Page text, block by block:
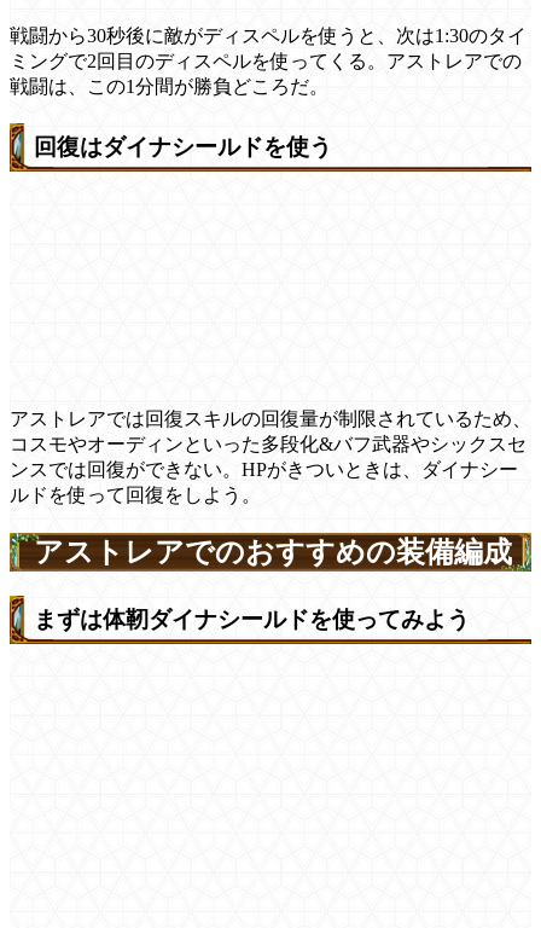
戦闘から30秒後に敵がディスペルを使うと、次は1:30のタイ
ミングで2回目のディスペルを使ってくる。アストレアでの
戦闘は、この1分間が勝負どころだ。
回復はダイナシールドを使う
アストレアでは回復スキルの回復量が制限されているため、
コスモやオーディンといった多段化&バフ武器やシックスセ
ンスでは回復ができない。HPがきついときは、ダイナシー
ルドを使って回復をしよう。
アストレアでのおすすめの装備編成
まずは体靭ダイナシールドを使ってみよう